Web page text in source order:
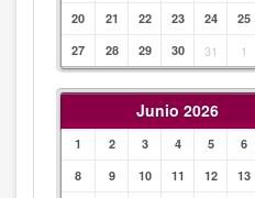
20
21 22 23 24 25
27
28 29 30 31 1
Junio 2026
1 2 3 4 5 6
8
9 10 11 12 13